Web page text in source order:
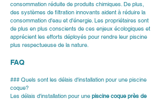
consommation réduite de produits chimiques. De plus,
des systèmes de filtration innovants aident à réduire la
consommation d'eau et d'énergie. Les propriétaires sont
de plus en plus conscients de ces enjeux écologiques et
apprécient les efforts déployés pour rendre leur piscine
plus respectueuse de la nature.
FAQ
### Quels sont les délais d'installation pour une piscine
coque?
Les délais d'installation pour une piscine coque près de